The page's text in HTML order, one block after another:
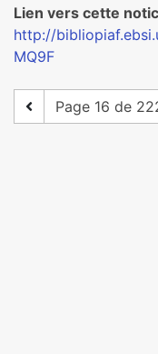
Lien vers cette
http://
MQ9F
Page 16 de